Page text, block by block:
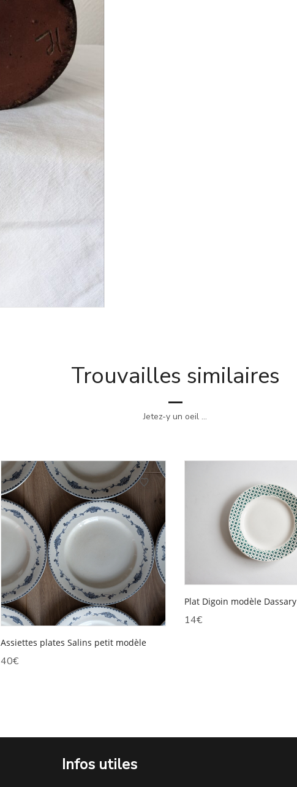
Trouvailles similaires
Jetez-y un oeil ...
Assiettes plates Salins petit modèle
40€
Plat Digoin modèle Dassary
14€
Infos utiles